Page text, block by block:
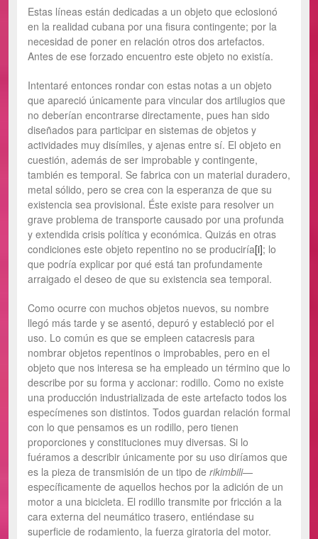
Estas líneas están dedicadas a un objeto que eclosionó
en la realidad cubana por una fisura contingente; por la
necesidad de poner en relación otros dos artefactos.
Antes de ese forzado encuentro este objeto no existía.
Intentaré entonces rondar con estas notas a un objeto
que apareció únicamente para vincular dos artilugios que
no deberían encontrarse directamente, pues han sido
diseñados para participar en sistemas de objetos y
actividades muy disímiles, y ajenas entre sí. El objeto en
cuestión, además de ser improbable y contingente,
también es temporal. Se fabrica con un material duradero,
metal sólido, pero se crea con la esperanza de que su
existencia sea provisional. Éste existe para resolver un
grave problema de transporte causado por una profunda
y extendida crisis política y económica. Quizás en otras
condiciones este objeto repentino no se produciría[i]; lo
que podría explicar por qué está tan profundamente
arraigado el deseo de que su existencia sea temporal.
Como ocurre con muchos objetos nuevos, su nombre
llegó más tarde y se asentó, depuró y estableció por el
uso. Lo común es que se empleen catacresis para
nombrar objetos repentinos o improbables, pero en el
objeto que nos interesa se ha empleado un término que lo
describe por su forma y accionar: rodillo. Como no existe
una producción industrializada de este artefacto todos los
especímenes son distintos. Todos guardan relación formal
con lo que pensamos es un rodillo, pero tienen
proporciones y constituciones muy diversas. Si lo
fuéramos a describir únicamente por su uso diríamos que
es la pieza de transmisión de un tipo de rikimbili—
específicamente de aquellos hechos por la adición de un
motor a una bicicleta. El rodillo transmite por fricción a la
cara externa del neumático trasero, entiéndase su
superficie de rodamiento, la fuerza giratoria del motor.